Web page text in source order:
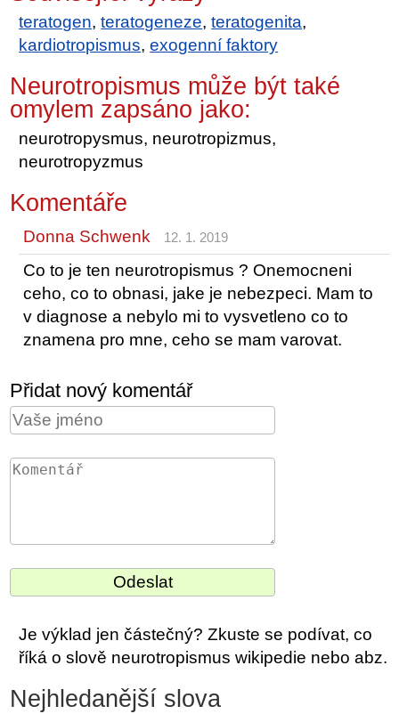
teratogen,teratogeneze,teratogenita,
kardiotropismus,exogenní faktory
Neurotropismus může být také
omylem zapsáno jako:
neurotropysmus, neurotropizmus,
neurotropyzmus
Komentáře
Donna Schwenk 12. 1. 2019
Co to je ten neurotropismus ? Onemocneni
ceho, co to obnasi, jake je nebezpeci. Mam to
v diagnose a nebylo mi to vysvetleno co to
znamena pro mne, ceho se mam varovat.
Přidat nový komentář
Je výklad jen částečný? Zkuste se podívat, co
říká o slově neurotropismus wikipedie nebo abz.
Nejhledanější slova